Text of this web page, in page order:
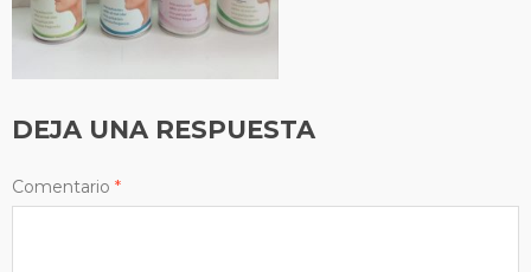
DEJA UNA RESPUESTA
Comentario *